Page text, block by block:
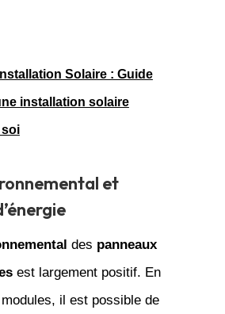
Installation Solaire : Guide
installation solaire
soi
et
des panneaux
est largement positif. En
il est possible de